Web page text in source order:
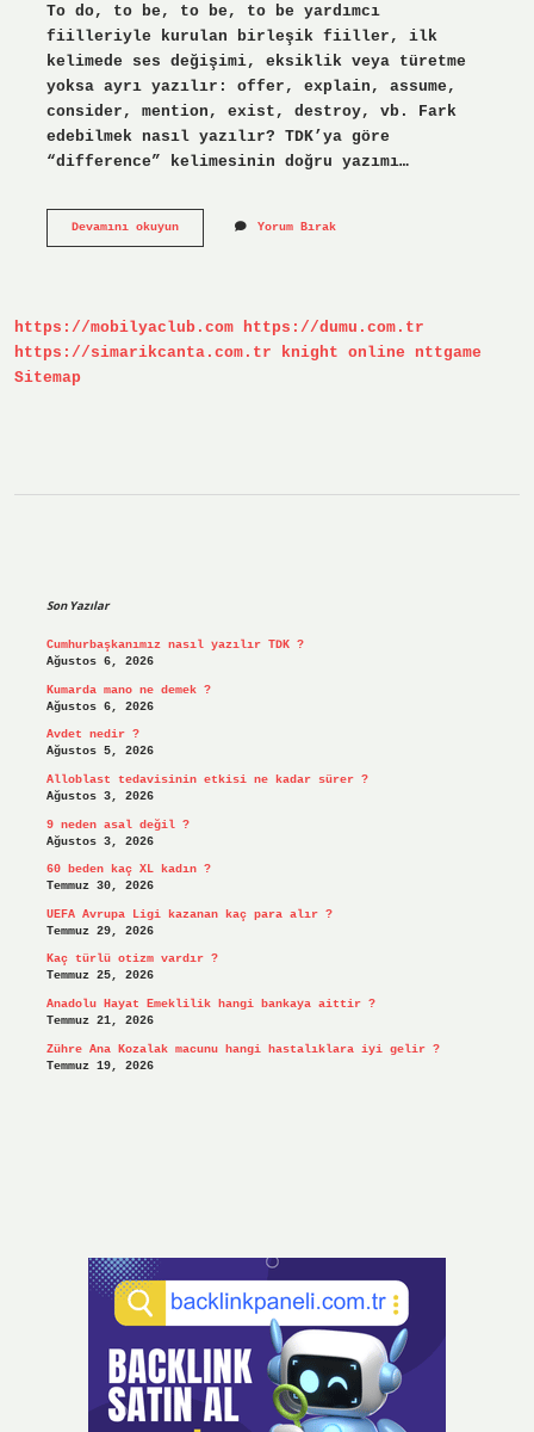
To do, to be, to be, to be yardımcı
fiilleriyle kurulan birleşik fiiller, ilk
kelimede ses değişimi, eksiklik veya türetme
yoksa ayrı yazılır: offer, explain, assume,
consider, mention, exist, destroy, vb. Fark
edebilmek nasıl yazılır? TDK’ya göre
“difference” kelimesinin doğru yazımı…
Devamını okuyunAyırdedilir
Yorum Bırak
https://mobilyaclub.com https://dumu.com.tr
https://simarikcanta.com.tr
knight online
nttgame
Sitemap
Son Yazılar
Cumhurbaşkanımız nasıl yazılır TDK ?
Ağustos 6, 2026
Kumarda mano ne demek ?
Ağustos 6, 2026
Avdet nedir ?
Ağustos 5, 2026
Alloblast tedavisinin etkisi ne kadar sürer ?
Ağustos 3, 2026
9 neden asal değil ?
Ağustos 3, 2026
60 beden kaç XL kadın ?
Temmuz 30, 2026
UEFA Avrupa Ligi kazanan kaç para alır ?
Temmuz 29, 2026
Kaç türlü otizm vardır ?
Temmuz 25, 2026
Anadolu Hayat Emeklilik hangi bankaya aittir ?
Temmuz 21, 2026
Zühre Ana Kozalak macunu hangi hastalıklara iyi gelir ?
Temmuz 19, 2026